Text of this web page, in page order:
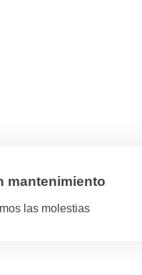
mantenimiento
las molestias